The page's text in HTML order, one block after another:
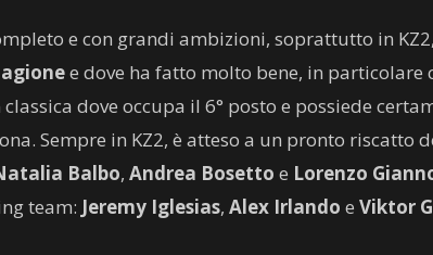
e con grandi ambizioni, soprattutto in
e dove ha fatto molto bene, in particolare
dove occupa il 6° posto e possiede
Sempre in KZ2, è atteso a un pronto riscatto
Balbo, Andrea Bosetto e Lorenzo
team: Jeremy Iglesias, Alex Irlando e Viktor